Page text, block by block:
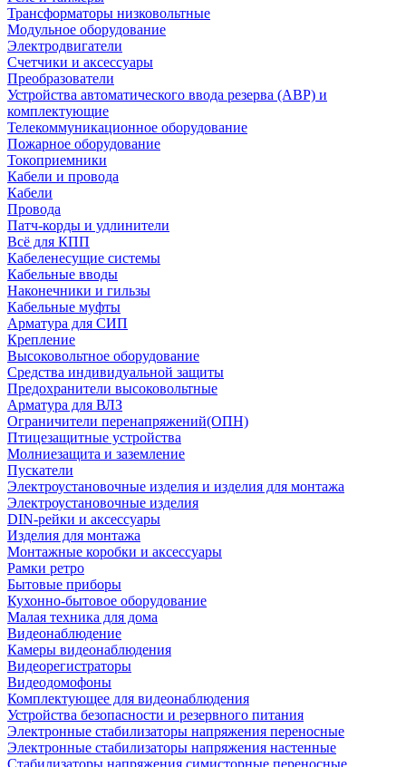
Трансформаторы низковольтные
Модульное оборудование
Электродвигатели
Счетчики и аксессуары
Преобразователи
Устройства автоматического ввода резерва (АВР) и
комплектующие
Телекоммуникационное оборудование
Пожарное оборудование
Токоприемники
Кабели и провода
Кабели
Провода
Патч-корды и удлинители
Всё для КПП
Кабеленесущие системы
Кабельные вводы
Наконечники и гильзы
Кабельные муфты
Арматура для СИП
Крепление
Высоковольтное оборудование
Средства индивидуальной защиты
Предохранители высоковольтные
Арматура для ВЛЗ
Ограничители перенапряжений(ОПН)
Птицезащитные устройства
Молниезащита и заземление
Пускатели
Электроустановочные изделия и изделия для монтажа
Электроустановочные изделия
DIN-рейки и аксессуары
Изделия для монтажа
Монтажные коробки и аксессуары
Рамки ретро
Бытовые приборы
Кухонно-бытовое оборудование
Малая техника для дома
Видеонаблюдение
Камеры видеонаблюдения
Видеорегистраторы
Видеодомофоны
Комплектующее для видеонаблюдения
Устройства безопасности и резервного питания
Электронные стабилизаторы напряжения переносные
Электронные стабилизаторы напряжения настенные
Стабилизаторы напряжения симисторные переносные